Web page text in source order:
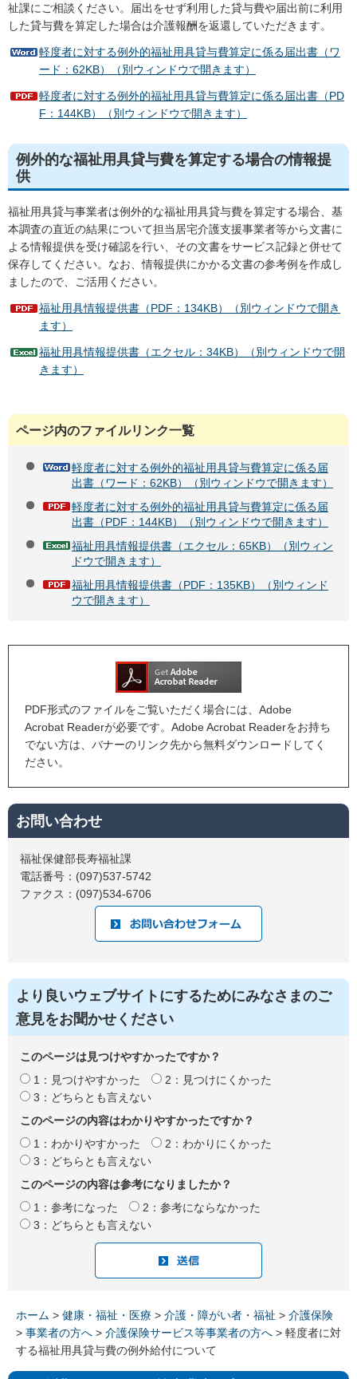
祉課にご相談ください。届出をせず利用した貸与費や届出前に利用
した貸与費を算定した場合は介護報酬を返還していただきます。
軽度者に対する例外的福祉用具貸与費算定に係る届出書（ワ
ード：62KB）（別ウィンドウで開きます）
軽度者に対する例外的福祉用具貸与費算定に係る届出書（PD
F：144KB）（別ウィンドウで開きます）
例外的な福祉用具貸与費を算定する場合の情報提
供
福祉用具貸与事業者は例外的な福祉用具貸与費を算定する場合、基
本調査の直近の結果について担当居宅介護支援事業者等から文書に
よる情報提供を受け確認を行い、その文書をサービス記録と併せて
保存してください。なお、情報提供にかかる文書の参考例を作成し
ましたので、ご活用ください。
福祉用具情報提供書（PDF：134KB）（別ウィンドウで開き
ます）
福祉用具情報提供書（エクセル：34KB）（別ウィンドウで開
きます）
ページ内のファイルリンク一覧
軽度者に対する例外的福祉用具貸与費算定に係る届
出書（ワード：62KB）（別ウィンドウで開きます）
軽度者に対する例外的福祉用具貸与費算定に係る届
出書（PDF：144KB）（別ウィンドウで開きます）
福祉用具情報提供書（エクセル：65KB）（別ウィン
ドウで開きます）
福祉用具情報提供書（PDF：135KB）（別ウィンド
ウで開きます）
PDF形式のファイルをご覧いただく場合には、Adobe
Acrobat Readerが必要です。Adobe Acrobat Readerをお持ち
でない方は、バナーのリンク先から無料ダウンロードしてく
ださい。
お問い合わせ
福祉保健部長寿福祉課
電話番号：(097)537-5742
ファクス：(097)534‐6706
より良いウェブサイトにするためにみなさまのご
意見をお聞かせください
このページは見つけやすかったですか？
1：見つけやすかった
2：見つけにくかった
3：どちらとも言えない
このページの内容はわかりやすかったですか？
1：わかりやすかった
2：わかりにくかった
3：どちらとも言えない
このページの内容は参考になりましたか？
1：参考になった
2：参考にならなかった
3：どちらとも言えない
ホーム > 健康・福祉・医療 > 介護・障がい者・福祉 > 介護保険
> 事業者の方へ > 介護保険サービス等事業者の方へ > 軽度者に対
する福祉用具貸与費の例外給付について